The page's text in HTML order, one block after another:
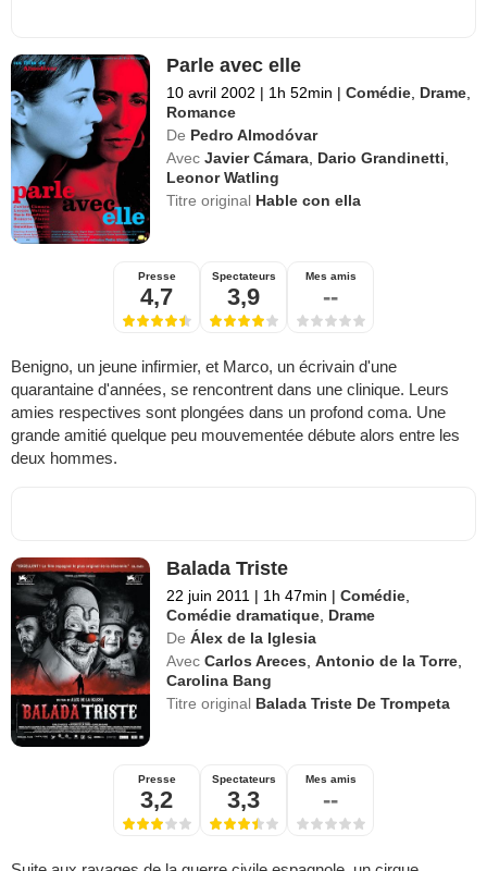
Parle avec elle
10 avril 2002 | 1h 52min | Comédie Drame
Romance
De Pedro Almodóvar
Avec Javier Cámara Dario Grandinetti
Leonor Watling
Titre original Hable con ella
Presse
4,7
Spectateurs
3,9
Mes amis
--
Benigno, un jeune infirmier, et Marco, un écrivain d'une
quarantaine d'années, se rencontrent dans une clinique. Leurs
amies respectives sont plongées dans un profond coma. Une
grande amitié quelque peu mouvementée débute alors entre les
deux hommes.
Balada Triste
22 juin 2011 | 1h 47min | Comédie
Comédie dramatique Drame
De Álex de la Iglesia
Avec Carlos Areces ,Antonio de la Torre
Carolina Bang
Titre original Balada Triste De Trompeta
Presse
3,2
Spectateurs
3,3
Mes amis
--